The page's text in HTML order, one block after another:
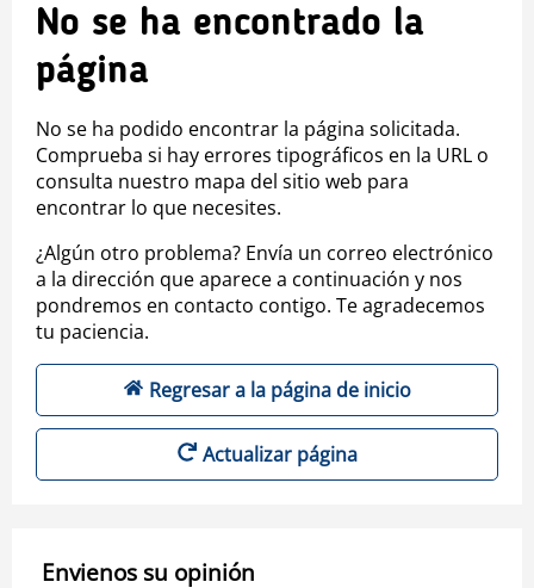
No se ha encontrado la
página
No se ha podido encontrar la página solicitada.
Comprueba si hay errores tipográficos en la URL o
consulta nuestro mapa del sitio web para
encontrar lo que necesites.
¿Algún otro problema? Envía un correo electrónico
a la dirección que aparece a continuación y nos
pondremos en contacto contigo. Te agradecemos
tu paciencia.
Regresar a la página de inicio
Actualizar página
Envienos su opinión